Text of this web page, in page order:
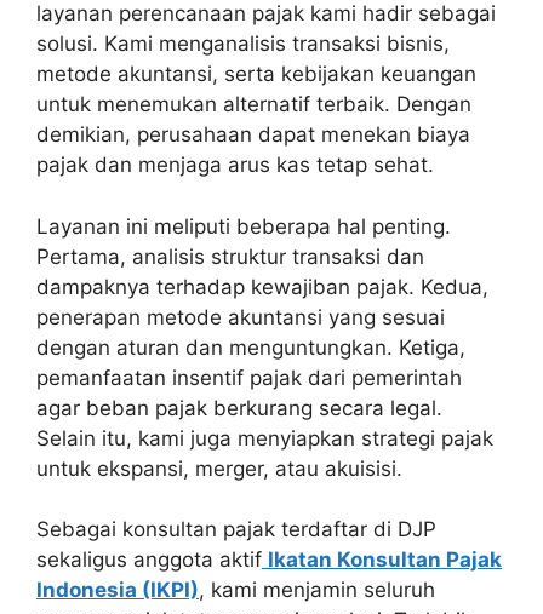
layanan perencanaan pajak kami hadir sebagai
solusi. Kami menganalisis transaksi bisnis,
metode akuntansi, serta kebijakan keuangan
untuk menemukan alternatif terbaik. Dengan
demikian, perusahaan dapat menekan biaya
pajak dan menjaga arus kas tetap sehat.
Layanan ini meliputi beberapa hal penting.
Pertama, analisis struktur transaksi dan
dampaknya terhadap kewajiban pajak. Kedua,
penerapan metode akuntansi yang sesuai
dengan aturan dan menguntungkan. Ketiga,
pemanfaatan insentif pajak dari pemerintah
agar beban pajak berkurang secara legal.
Selain itu, kami juga menyiapkan strategi pajak
untuk ekspansi, merger, atau akuisisi.
Sebagai konsultan pajak terdaftar di DJP
sekaligus anggota aktif Ikatan Konsultan Pajak
Indonesia (IKPI), kami menjamin seluruh